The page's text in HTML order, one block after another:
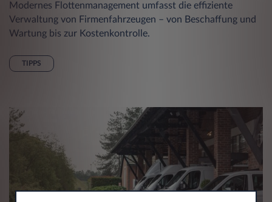
Modernes Flottenmanagement umfasst die effiziente
Verwaltung von Firmenfahrzeugen – von Beschaffung und
Wartung bis zur Kostenkontrolle.
TIPPS